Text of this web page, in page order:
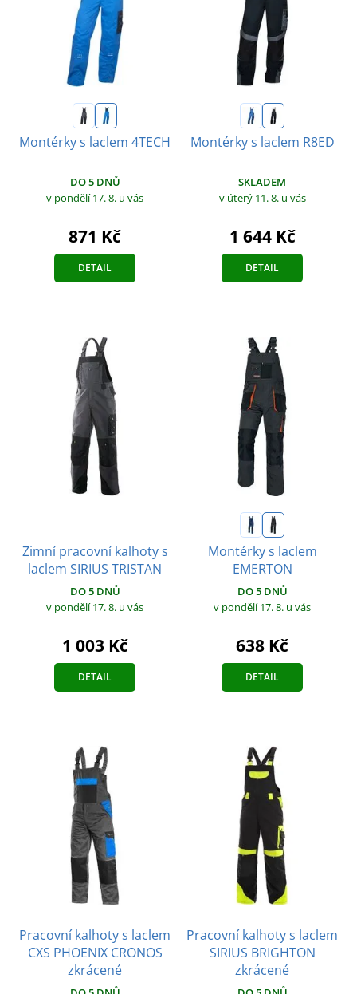
Montérky s laclem 4TECH
DO 5 DNŮ
v pondělí 17. 8. u vás
871 Kč
DETAIL
Montérky s laclem R8ED
SKLADEM
v úterý 11. 8. u vás
1 644 Kč
DETAIL
Zimní pracovní kalhoty s
laclem SIRIUS TRISTAN
DO 5 DNŮ
v pondělí 17. 8. u vás
1 003 Kč
DETAIL
Montérky s laclem
EMERTON
DO 5 DNŮ
v pondělí 17. 8. u vás
638 Kč
DETAIL
Pracovní kalhoty s laclem
CXS PHOENIX CRONOS
zkrácené
Pracovní kalhoty s laclem
SIRIUS BRIGHTON
zkrácené